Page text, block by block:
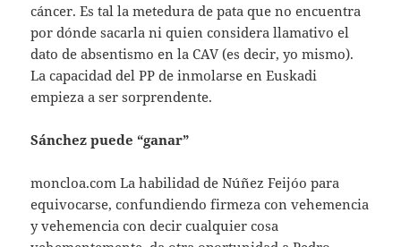
cáncer. Es tal la metedura de pata que no encuentra
por dónde sacarla ni quien considera llamativo el
dato de absentismo en la CAV (es decir, yo mismo).
La capacidad del PP de inmolarse en Euskadi
empieza a ser sorprendente.
Sánchez puede “ganar”
moncloa.com La habilidad de Núñez Feijóo para
equivocarse, confundiendo firmeza con vehemencia
y vehemencia con decir cualquier cosa